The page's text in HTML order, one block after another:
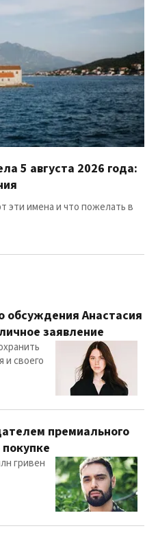
5 августа 2026 года:
эти имена и что пожелать в
обсуждения Анастасия
заявление
и своего
премиального
покупке
гривен